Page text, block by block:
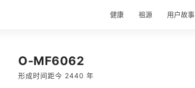
健康 祖源 用户故事
O-MF6062
形成时间距今 2440 年